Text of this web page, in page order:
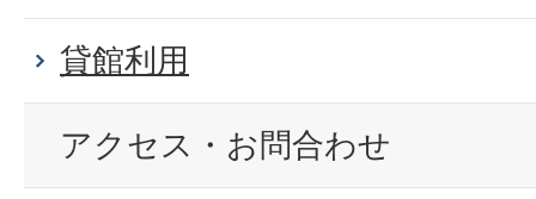
貸館利用
アクセス・お問合わせ